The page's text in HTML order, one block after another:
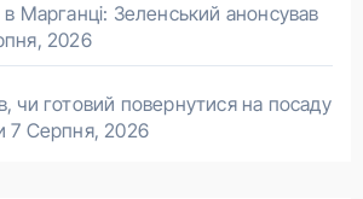
в Марганці: Зеленський анонсував
2026
чи готовий повернутися на посаду
7 Серпня, 2026